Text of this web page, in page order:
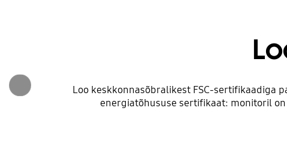
Loo keskkonnasõbralikest FSC-sertifikaadiga
energiatõhususe sertifikaat: monitoril